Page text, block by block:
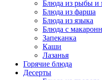
Блюда из рыбы и
Блюда из фарша
Блюда из языка
Блюда с
Запеканка
Каши
Лазанья
Горячие блюда
Десерты